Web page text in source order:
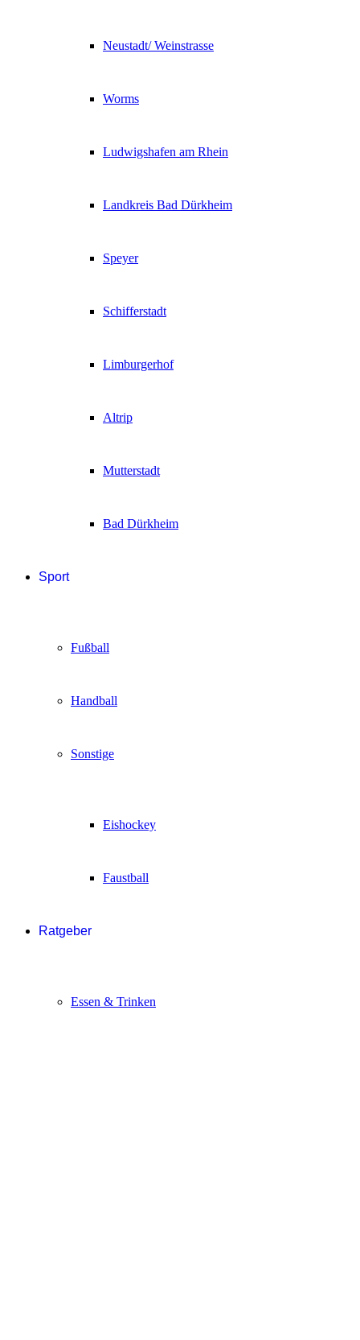
Neustadt/ Weinstrasse
Worms
Ludwigshafen am Rhein
Landkreis Bad Dürkheim
Speyer
Schifferstadt
Limburgerhof
Altrip
Mutterstadt
Bad Dürkheim
Sport
Fußball
Handball
Sonstige
Eishockey
Faustball
Ratgeber
Essen & Trinken